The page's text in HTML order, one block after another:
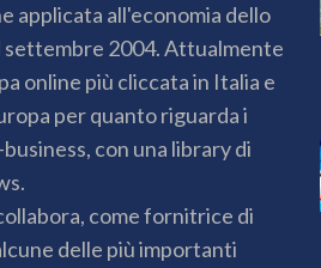
applicata all'economia dello
settembre 2004. Attualmente
online più cliccata in Italia e
per quanto riguarda i
con una library di
come fornitrice di
delle più importanti